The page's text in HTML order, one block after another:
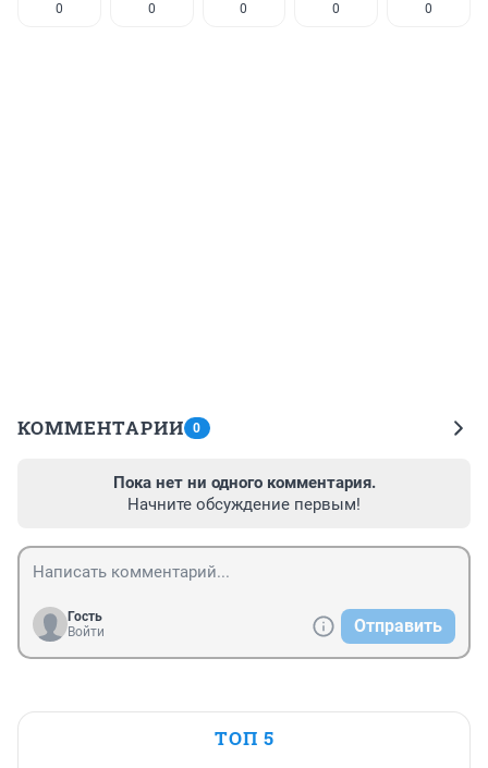
0 0 0 0 0
КОММЕНТАРИИ 0
Пока нет ни одного комментария.
Начните обсуждение первым!
Гость
Войти
Отправить
ТОП 5